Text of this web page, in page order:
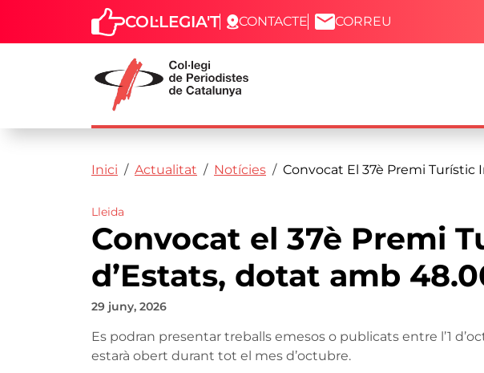
Vés al contingut
Capçalera
COL·LEGIA'T CONTACTE CORREU
Fil d'ariadna
Inici Actualitat Notícies Convocat El 37è Premi Turístic
Lleida
Convocat el 37è Premi
d’Estats, dotat amb
29 juny, 2026
Es podran presentar treballs emesos o publicats entre l’1
estarà obert durant tot el mes d’octubre.